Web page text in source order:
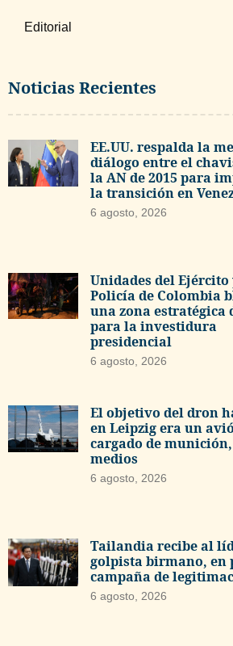
Editorial
Noticias Recientes
EE.UU. respalda la
diálogo entre el
la AN de 2015 para
la transición en
6 agosto, 2026
Unidades del Ejército
Policía de Colombia
una zona estratégica
para la investidura
presidencial
6 agosto, 2026
El objetivo del dron
en Leipzig era un
cargado de
medios
6 agosto, 2026
Tailandia recibe al
golpista birmano, en
campaña de
6 agosto, 2026